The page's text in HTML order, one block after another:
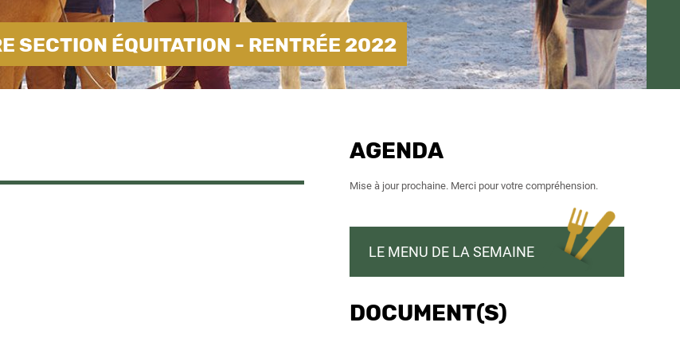
SECTION ÉQUITATION - RENTRÉE 2022
AGENDA
Mise à jour prochaine. Merci pour votre compréhension.
LE MENU DE LA SEMAINE
DOCUMENT(S)